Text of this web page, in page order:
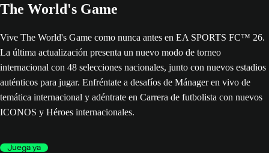
The World's Game
Vive The World's Game como nunca antes en EA SPORTS FC™ 26.
La última actualización presenta un nuevo modo de torneo
internacional con 48 selecciones nacionales, junto con nuevos estadios
auténticos para jugar. Enfréntate a desafíos de Mánager en vivo de
temática internacional y adéntrate en Carrera de futbolista con nuevos
ICONOS y Héroes internacionales.
Juega ya